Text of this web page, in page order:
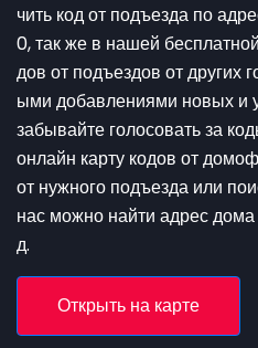
чить код от подъезда по
0, так же в нашей
дов от подъездов от других
ыми добавлениями новых и
забывайте голосовать за
онлайн карту кодов от
от нужного подъезда или
нас можно найти адрес
д.
Открыть на карте